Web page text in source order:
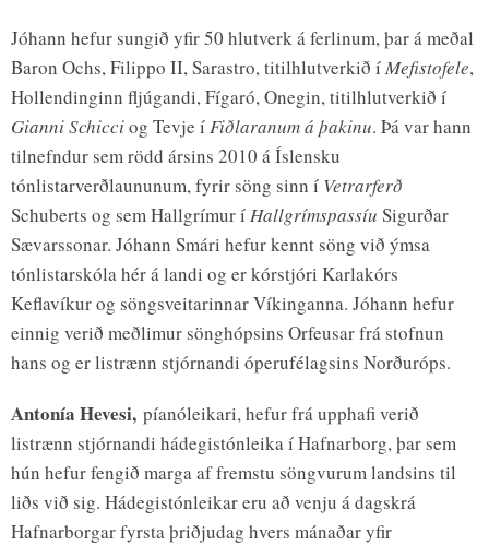
Jóhann hefur sungið yfir 50 hlutverk á ferlinum, þar á meðal
Baron Ochs, Filippo II, Sarastro, titilhlutverkið íMefistofele,
Hollendinginn fljúgandi, Fígaró, Onegin, titilhlutverkið í
Gianni Schicciog Tevje íFiðlaranum á þakinu. Þá var hann
tilnefndur sem rödd ársins 2010 á Íslensku
tónlistarverðlaununum, fyrir söng sinn í Vetrarferð
Schuberts og sem Hallgrímur íHallgrímspassíu Sigurðar
Sævarssonar. Jóhann Smári hefur kennt söng við ýmsa
tónlistarskóla hér á landi og er kórstjóri Karlakórs
Keflavíkur og söngsveitarinnar Víkinganna. Jóhann hefur
einnig verið meðlimur sönghópsins Orfeusar frá stofnun
hans og er listrænn stjórnandi óperufélagsins Norðuróps.
Antonía Hevesi, píanóleikari, hefur frá upphafi verið
listrænn stjórnandi hádegistónleika í Hafnarborg, þar sem
hún hefur fengið marga af fremstu söngvurum landsins til
liðs við sig. Hádegistónleikar eru að venju á dagskrá
Hafnarborgar fyrsta þriðjudag hvers mánaðar yfir